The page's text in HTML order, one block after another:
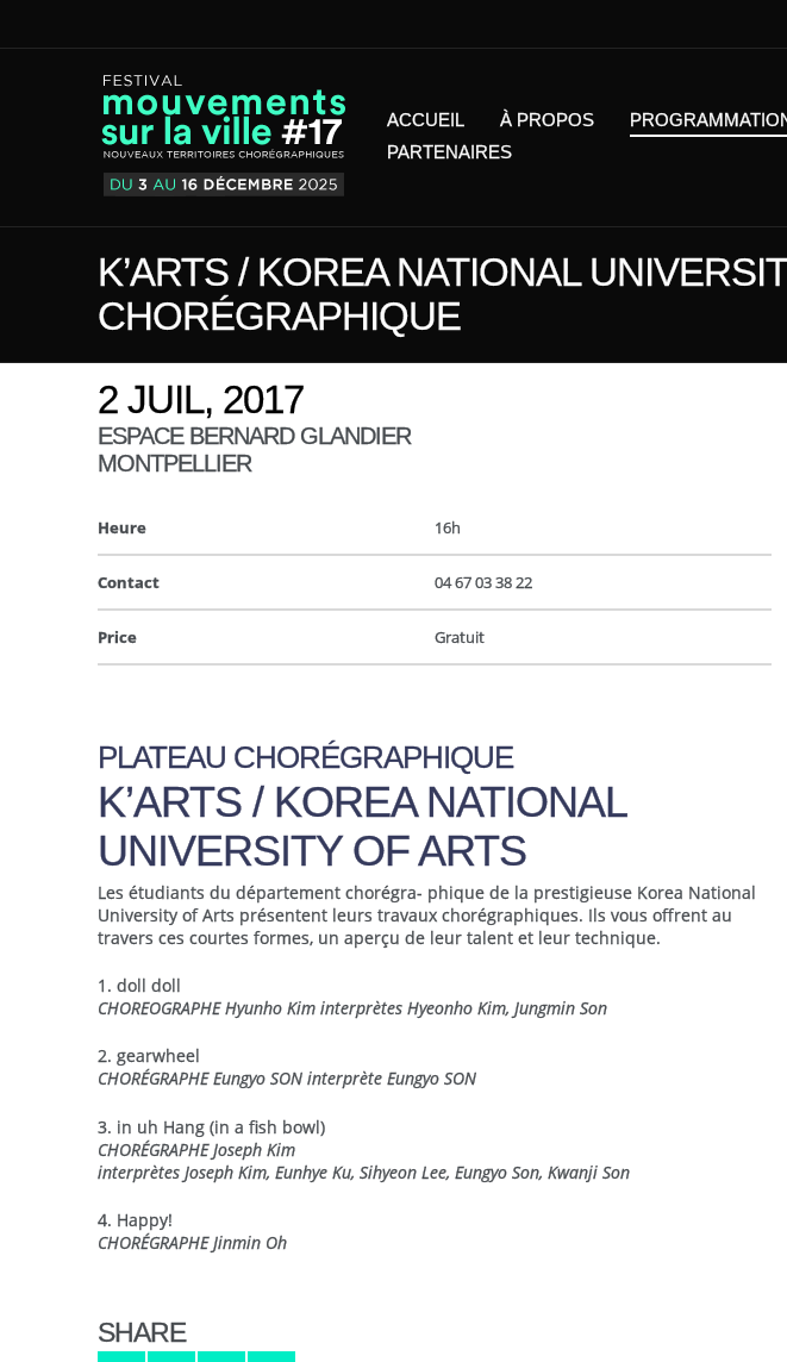
ACCUEIL À PROPOS
PARTENAIRES
K’ARTS / KOREA NATIONAL
CHORÉGRAPHIQUE
2 JUIL, 2017
ESPACE BERNARD GLANDIER
MONTPELLIER
Heure 16h
Contact 04 67 03 38 22
Price Gratuit
PLATEAU CHORÉGRAPHIQUE
K’ARTS / KOREA NATIONAL
UNIVERSITY OF ARTS
Les étudiants du département chorégra- phique de la prestigieuse Korea National
University of Arts présentent leurs travaux chorégraphiques. Ils vous offrent au
travers ces courtes formes, un aperçu de leur talent et leur technique.
1. doll doll
CHOREOGRAPHE Hyunho Kim interprètes Hyeonho Kim, Jungmin Son
2. gearwheel
CHORÉGRAPHE Eungyo SON interprète Eungyo SON
3. in uh Hang (in a fish bowl)
CHORÉGRAPHE Joseph Kim
interprètes Joseph Kim, Eunhye Ku, Sihyeon Lee, Eungyo Son, Kwanji Son
4. Happy!
CHORÉGRAPHE Jinmin Oh
SHARE